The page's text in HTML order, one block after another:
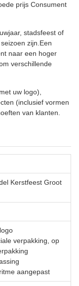
prijs Consument
stadsfeest of
zijn.Een
naar een hoger
verschillende
uw logo),
(inclusief vormen
van klanten.
Kerstfeest Groot
verpakking, op
aangepast